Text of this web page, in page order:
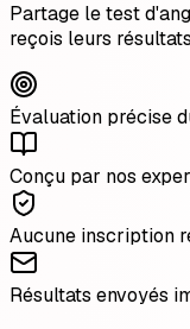
Partage le test
reçois leurs
Évaluation précise
Conçu par nos
Aucune inscription
Résultats envoyés